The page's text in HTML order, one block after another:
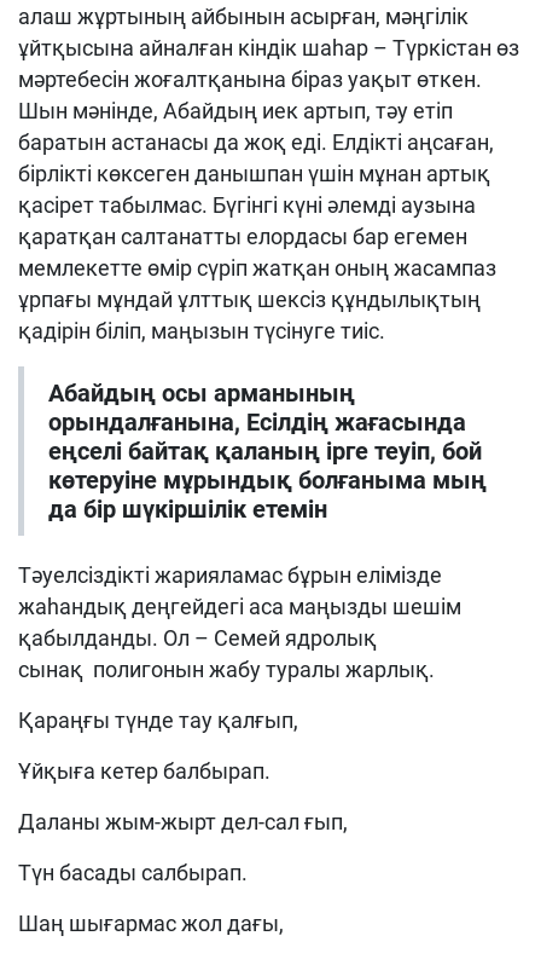
алаш жұртының айбынын асырған, мәңгілік
ұйтқысына айналған кіндік шаһар – Түркістан өз
мәртебесін жоғалтқанына біраз уақыт өткен.
Шын мәнінде, Абайдың иек артып, тәу етіп
баратын астанасы да жоқ еді. Елдікті аңсаған,
бірлікті көксеген данышпан үшін мұнан артық
қасірет табылмас. Бүгінгі күні әлемді аузына
қаратқан салтанатты елордасы бар егемен
мемлекетте өмір сүріп жатқан оның жасампаз
ұрпағы мұндай ұлттық шексіз құндылықтың
қадірін біліп, маңызын түсінуге тиіс.
Абайдың осы арманының
орындалғанына, Есілдің жағасында
еңселі байтақ қаланың ірге теуіп, бой
көтеруіне мұрындық болғаныма мың
да бір шүкіршілік етемін
Тәуелсіздікті жарияламас бұрын елімізде
жаһандық деңгейдегі аса маңызды шешім
қабылданды. Ол – Семей ядролық
сынақ полигонын жабу туралы жарлық.
Қараңғы түнде тау қалғып,
Ұйқыға кетер балбырап.
Даланы жым-жырт дел-сал ғып,
Түн басады салбырап.
Шаң шығармас жол дағы,